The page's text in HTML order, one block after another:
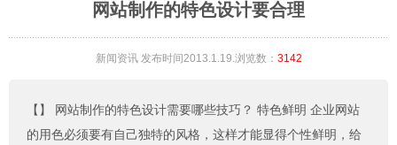
网站制作的特色设计要合理
新闻资讯发布时间2013.1.19.浏览数： 3142
【】
网站制作的特色设计需要哪些技巧？ 特色鲜明 企业网站
的用色必须要有自己独特的风格，这样才能显得个性鲜明，给